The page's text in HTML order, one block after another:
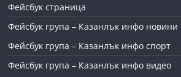
Фейсбук страница
Фейсбук група – Казанлък инфо новини
Фейсбук група – Казанлък инфо спорт
Фейсбук група – Казанлък инфо видео